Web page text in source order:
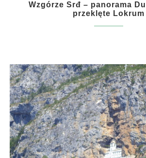
Wzgórze Srđ – panorama
przeklęte Lokrum